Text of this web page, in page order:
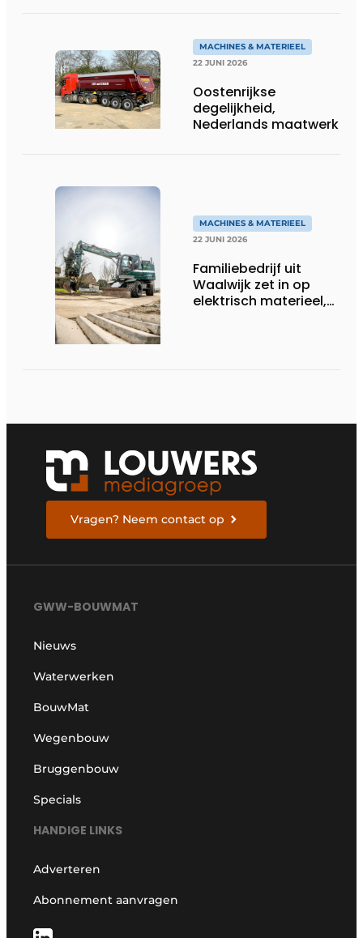
MACHINES & MATERIEEL
22 JUNI 2026
Oostenrijkse
degelijkheid,
Nederlands maatwerk
MACHINES & MATERIEEL
22 JUNI 2026
Familiebedrijf uit
Waalwijk zet in op
elektrisch materieel,
Vragen? Neem contact op
GWW-BOUWMAT
Nieuws
Waterwerken
BouwMat
Wegenbouw
Bruggenbouw
Specials
HANDIGE LINKS
Adverteren
Abonnement aanvragen